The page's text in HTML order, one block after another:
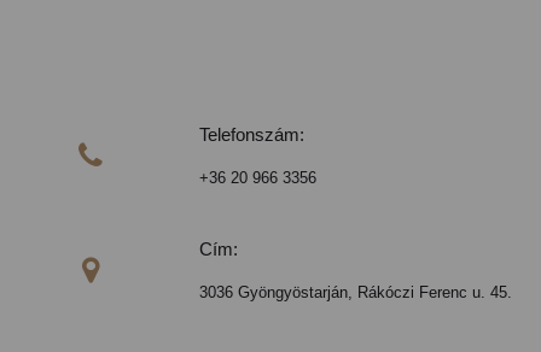

Telefonszám:
+36 20 966 3356

Cím:
3036 Gyöngyöstarján, Rákóczi Ferenc u. 45.